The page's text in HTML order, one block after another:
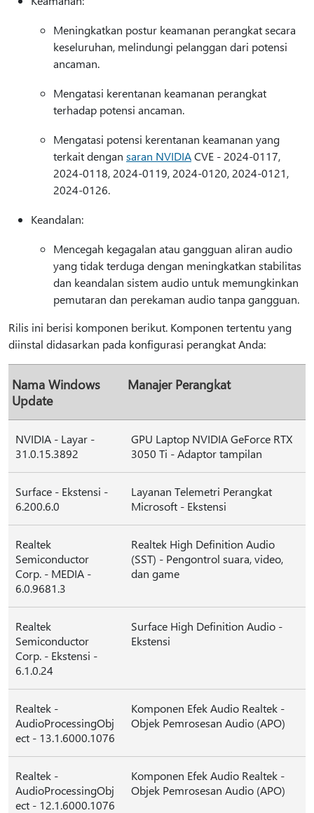
Meningkatkan postur keamanan perangkat secara
keseluruhan, melindungi pelanggan dari potensi
ancaman.
Mengatasi kerentanan keamanan perangkat
terhadap potensi ancaman.
Mengatasi potensi kerentanan keamanan yang
terkait dengan saran NVIDIACVE - 2024-0117,
2024-0118, 2024-0119, 2024-0120, 2024-0121,
2024-0126.
Keandalan:
Mencegah kegagalan atau gangguan aliran audio
yang tidak terduga dengan meningkatkan stabilitas
dan keandalan sistem audio untuk memungkinkan
pemutaran dan perekaman audio tanpa gangguan.
Rilis ini berisi komponen berikut. Komponen tertentu yang
diinstal didasarkan pada konfigurasi perangkat Anda:
Nama Windows
Update
Manajer Perangkat
NVIDIA - Layar -
31.0.15.3892
GPU Laptop NVIDIA GeForce RTX
3050 Ti - Adaptor tampilan
Surface - Ekstensi -
6.200.6.0
Layanan Telemetri Perangkat
Microsoft - Ekstensi
Realtek
Semiconductor
Corp. - MEDIA -
6.0.9681.3
Realtek High Definition Audio
(SST) - Pengontrol suara, video,
dan game
Realtek
Semiconductor
Corp. - Ekstensi -
6.1.0.24
Surface High Definition Audio -
Ekstensi
Realtek -
AudioProcessingObj
ect - 13.1.6000.1076
Komponen Efek Audio Realtek -
Objek Pemrosesan Audio (APO)
Realtek -
AudioProcessingObj
ect - 12.1.6000.1076
Komponen Efek Audio Realtek -
Objek Pemrosesan Audio (APO)